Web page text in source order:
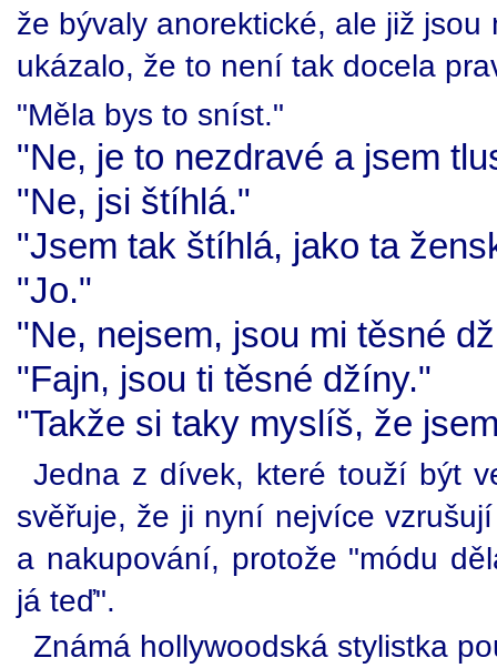
že bývaly anorektické, ale již
ukázalo, že to není tak docela
"Měla bys to sníst."
"Ne, je to nezdravé a jsem
"Ne, jsi štíhlá."
"Jsem tak štíhlá, jako ta
"Jo."
"Ne, nejsem, jsou mi těsné
"Fajn, jsou ti těsné džíny."
"Takže si taky myslíš, že
Jedna z dívek, které touží být
svěřuje, že ji nyní nejvíce
a nakupování, protože "módu
já teď".
Známá hollywoodská stylistka